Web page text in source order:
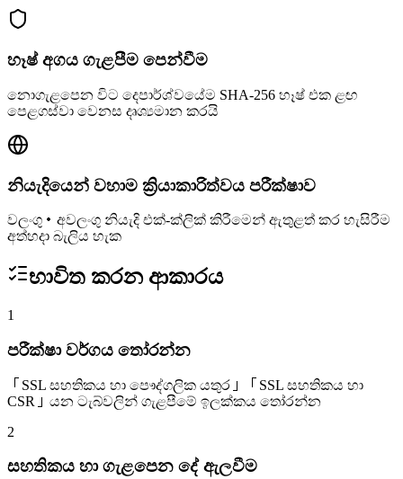
හෑෂ් අගය ගැළපීම පෙන්වීම
නොගැළපෙන විට දෙපාර්ශ්වයේම SHA-256 හෑෂ් එක ළඟ
පෙළගස්වා වෙනස දෘශ්‍යමාන කරයි
නියැදියෙන් වහාම ක්‍රියාකාරිත්වය පරීක්ෂාව
වලංගු・අවලංගු නියැදි එක්-ක්ලික් කිරීමෙන් ඇතුළත් කර හැසිරීම
අත්හදා බැලිය හැක
භාවිත කරන ආකාරය
1
පරීක්ෂා වර්ගය තෝරන්න
「SSL සහතිකය හා පෞද්ගලික යතුර」「SSL සහතිකය හා
CSR」යන ටැබ්වලින් ගැළපීමේ ඉලක්කය තෝරන්න
2
සහතිකය හා ගැළපෙන දේ ඇලවීම